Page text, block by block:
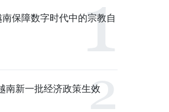
南保障数字时代中的宗教自
南新一批经济政策生效